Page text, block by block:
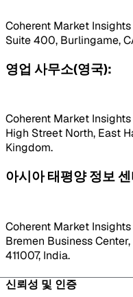
Coherent Market
Suite 400, Burlingame,
영업 사무소(영국):
Coherent Market Insights
High Street North, East
Kingdom.
아시아 태평양 정보
Coherent Market
Bremen Business
411007, India.
신뢰성 및 인증